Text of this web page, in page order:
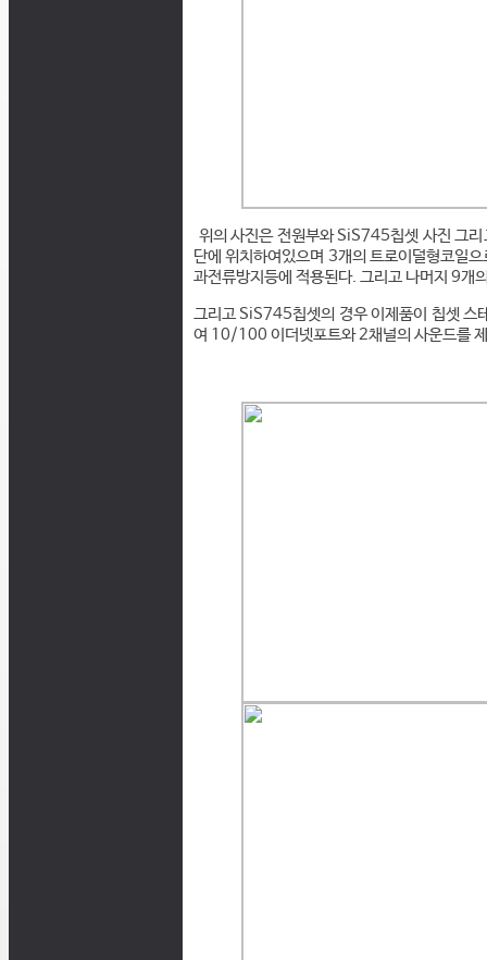
위의 사진은 전원부와 SiS745칩셋 사진 그
단에 위치하여있으며 3개의 트로이덜형코일
과전류방지등에 적용된다. 그리고 나머지 9
그리고 SiS745칩셋의 경우 이제품이 칩셋
여 10/100 이더넷포트와 2채널의 사운드를